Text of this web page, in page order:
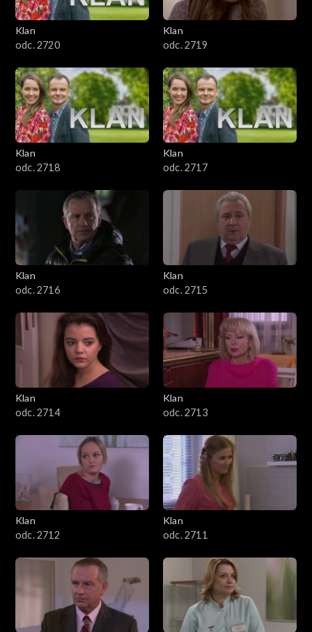
Klan
odc. 2720
Klan
odc. 2719
Klan
odc. 2718
Klan
odc. 2717
Klan
odc. 2716
Klan
odc. 2715
Klan
odc. 2714
Klan
odc. 2713
Klan
odc. 2712
Klan
odc. 2711